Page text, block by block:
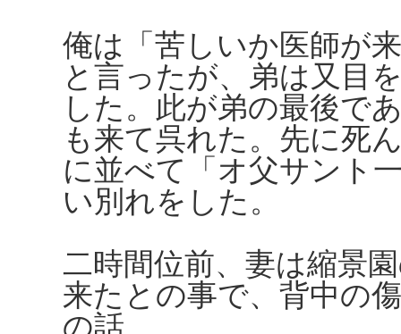
俺は「苦しいか医師が
と言ったが、弟は又目
した。此が弟の最後で
も来て呉れた。先に死
に並べて「オ父サント
い別れをした。
二時間位前、妻は縮景
来たとの事で、背中の
の話